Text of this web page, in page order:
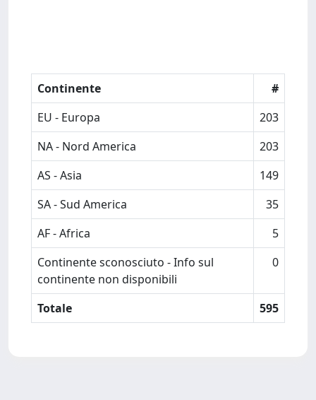
Continente
#
EU - Europa
203
NA - Nord America
203
AS - Asia
149
SA - Sud America
35
AF - Africa
5
Continente sconosciuto - Info sul
continente non disponibili
0
Totale 595